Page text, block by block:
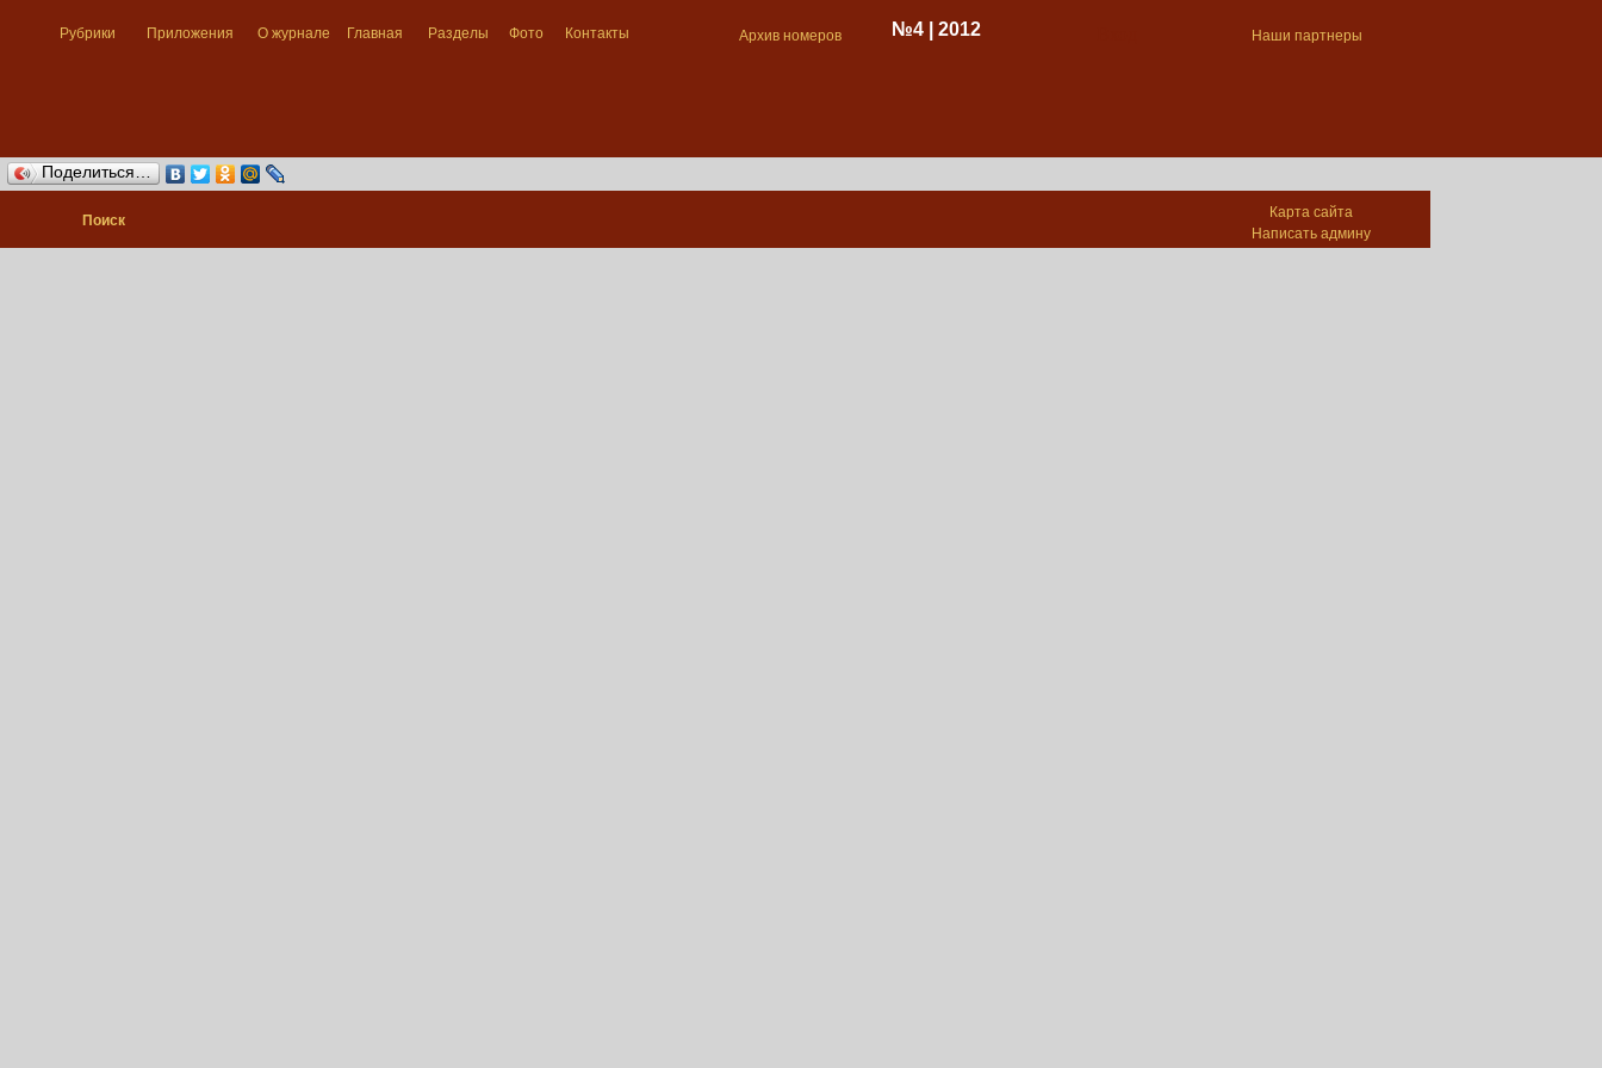
№4 | 2012
Рубрики Приложения О журнале Главная Разделы Фото Контакты Архив номеров Наши партнеры
Поделиться…
Поиск
Карта сайта
Написать админу